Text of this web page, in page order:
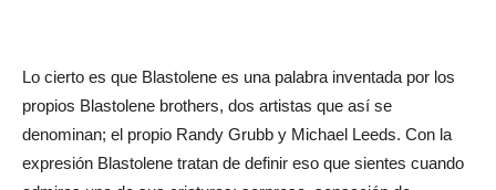
Lo cierto es que Blastolene es una palabra inventada por los
propios Blastolene brothers, dos artistas que así se
denominan; el propio Randy Grubb y Michael Leeds. Con la
expresión Blastolene tratan de definir eso que sientes cuando